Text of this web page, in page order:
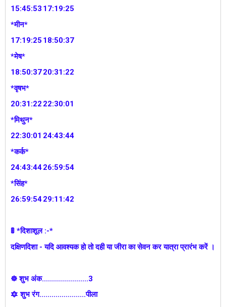
15:45:53 17:19:25
*मीन*
17:19:25 18:50:37
*मेष*
18:50:3720:31:22
*वृषभ*
20:31:22 22:30:01
*मिथुन*
22:30:01 24:43:44
*कर्क*
24:43:4426:59:54
*सिंह*
26:59:5429:11:42
🚦 *दिशाशूल :-*
दक्षिणदिशा - यदि आवश्यक हो तो दही या जीरा का सेवन कर यात्रा प्रारंभ करें ।
☸ शुभ अंक.......................3
🔯 शुभ रंग.......................पीला